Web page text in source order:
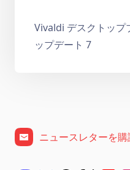
Vivaldi デスクトップ
ップデート 7
ニュースレターを購